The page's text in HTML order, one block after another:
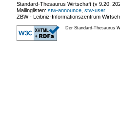
Standard-Thesaurus Wirtschaft (v 9.20
Mailinglisten: stw-announce stw-user
ZBW - Leibniz-Informationszentrum
Der Standard-Thesaurus